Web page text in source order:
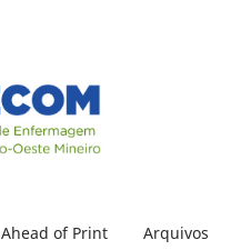
Ahead of Print Arquivos